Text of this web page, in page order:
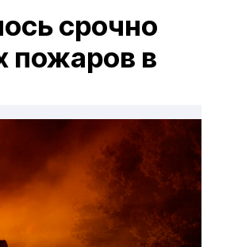
срочно
пожаров в